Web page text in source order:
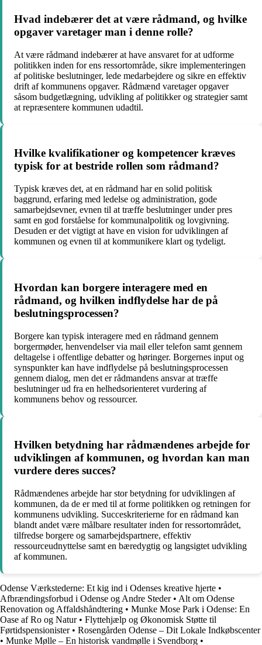
Hvad indebærer det at være rådmand, og hvilke
opgaver varetager man i denne rolle?
At være rådmand indebærer at have ansvaret for at udforme
politikken inden for ens ressortområde, sikre implementeringen
af politiske beslutninger, lede medarbejdere og sikre en effektiv
drift af kommunens opgaver. Rådmænd varetager opgaver
såsom budgetlægning, udvikling af politikker og strategier samt
at repræsentere kommunen udadtil.
Hvilke kvalifikationer og kompetencer kræves
typisk for at bestride rollen som rådmand?
Typisk kræves det, at en rådmand har en solid politisk
baggrund, erfaring med ledelse og administration, gode
samarbejdsevner, evnen til at træffe beslutninger under pres
samt en god forståelse for kommunalpolitik og lovgivning.
Desuden er det vigtigt at have en vision for udviklingen af
kommunen og evnen til at kommunikere klart og tydeligt.
Hvordan kan borgere interagere med en
rådmand, og hvilken indflydelse har de på
beslutningsprocessen?
Borgere kan typisk interagere med en rådmand gennem
borgermøder, henvendelser via mail eller telefon samt gennem
deltagelse i offentlige debatter og høringer. Borgernes input og
synspunkter kan have indflydelse på beslutningsprocessen
gennem dialog, men det er rådmandens ansvar at træffe
beslutninger ud fra en helhedsorienteret vurdering af
kommunens behov og ressourcer.
Hvilken betydning har rådmændenes arbejde for
udviklingen af kommunen, og hvordan kan man
vurdere deres succes?
Rådmændenes arbejde har stor betydning for udviklingen af
kommunen, da de er med til at forme politikken og retningen for
kommunens udvikling. Succeskriterierne for en rådmand kan
blandt andet være målbare resultater inden for ressortområdet,
tilfredse borgere og samarbejdspartnere, effektiv
ressourceudnyttelse samt en bæredygtig og langsigtet udvikling
af kommunen.
Odense Værkstederne: Et kig ind i Odenses kreative hjerte •
Afbrændingsforbud i Odense og Andre Steder• Alt om Odense
Renovation og Affaldshåndtering • Munke Mose Park i Odense: En
Oase af Ro og Natur• Flyttehjælp og Økonomisk Støtte til
Førtidspensionister• Rosengården Odense – Dit Lokale Indkøbscenter
• Munke Mølle – En historisk vandmølle i Svendborg •